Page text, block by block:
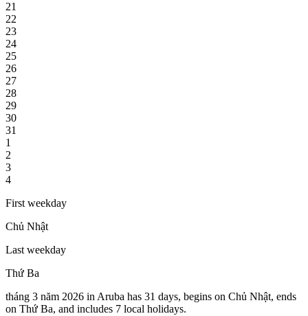
21
22
23
24
25
26
27
28
29
30
31
1
2
3
4
First weekday
Chủ Nhật
Last weekday
Thứ Ba
tháng 3 năm 2026 in Aruba has 31 days, begins on Chủ Nhật, ends
on Thứ Ba, and includes 7 local holidays.